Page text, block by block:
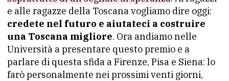
e alle ragazze della Toscana vogliamo dire oggi:
credete nel futuro e aiutateci a costruire
una Toscana migliore. Ora andiamo nelle
Università a presentare questo premio e a
parlare di questa sfida a Firenze, Pisa e Siena: lo
farò personalmente nei prossimi venti giorni,